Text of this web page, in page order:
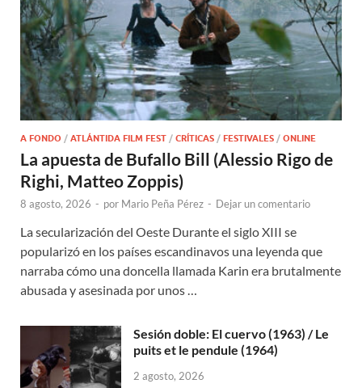
A FONDO / ATLÁNTIDA FILM FEST / CRÍTICAS / FESTIVALES / ONLINE
La apuesta de Bufallo Bill (Alessio Rigo de
Righi, Matteo Zoppis)
8 agosto, 2026 - por Mario Peña Pérez - Dejar un comentario
La secularización del Oeste Durante el siglo XIII se
popularizó en los países escandinavos una leyenda que
narraba cómo una doncella llamada Karin era brutalmente
abusada y asesinada por unos …
Sesión doble: El cuervo (1963) / Le
puits et le pendule (1964)
2 agosto, 2026